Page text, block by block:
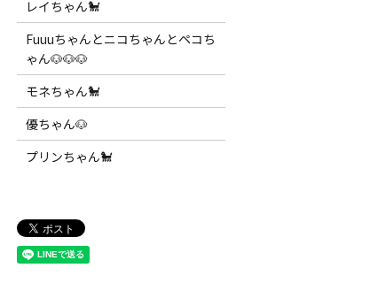
レイちゃん🐩
Fuuuちゃんとニコちゃんとペコち
ゃん🐶🐶🐶
モネちゃん🐩
優ちゃん🐶
プリンちゃん🐩